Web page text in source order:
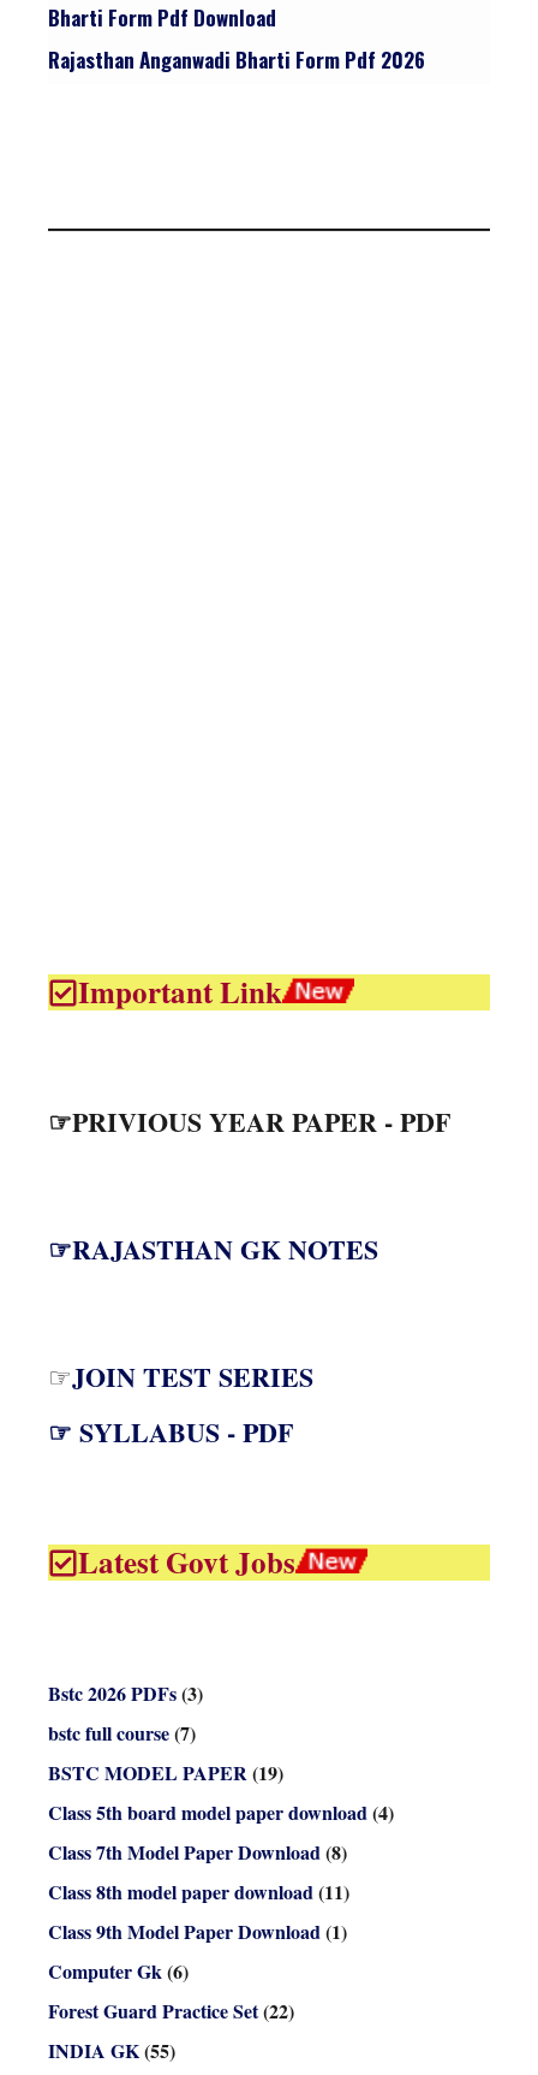
Bharti Form Pdf Download
Rajasthan Anganwadi Bharti Form Pdf 2026
Important Link
☞PRIVIOUS YEAR PAPER - PDF
☞RAJASTHAN GK NOTES
☞JOIN TEST SERIES
☞ SYLLABUS - PDF
Latest Govt Jobs
Bstc 2026 PDFs(3)
bstc full course(7)
BSTC MODEL PAPER(19)
Class 5th board model paper download(4)
Class 7th Model Paper Download(8)
Class 8th model paper download(11)
Class 9th Model Paper Download(1)
Computer Gk(6)
Forest Guard Practice Set(22)
INDIA GK(55)